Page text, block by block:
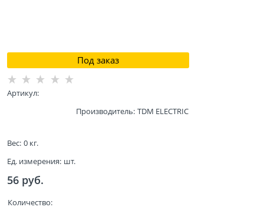
Под заказ
Артикул:
Производитель: TDM ELECTRIC
Вес: 0 кг.
Ед. измерения: шт.
56 руб.
Количество: